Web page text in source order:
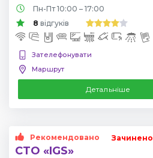
Пн-Пт 10:00 – 17:00
8 відгуків
Зателефонувати
Маршрут
Детальніше
Рекомендовано
СТО «IGS»
Зачинено